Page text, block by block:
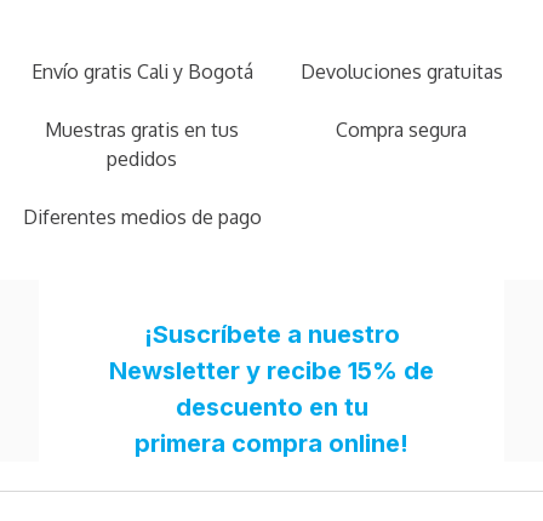
Envío gratis Cali y Bogotá Devoluciones gratuitas
Muestras gratis en tus
pedidos
Compra segura
Diferentes medios de pago